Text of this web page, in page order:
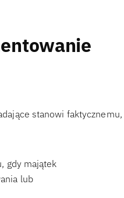
stanowi faktycznemu,
gdy majątek
lub